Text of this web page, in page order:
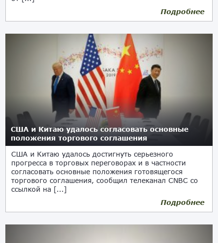
Подробнее
США и Китаю удалось согласовать основные
положения торгового соглашения
США и Китаю удалось достигнуть серьезного
прогресса в торговых переговорах и в частности
согласовать основные положения готовящегося
торгового соглашения, сообщил телеканал CNBC со
ссылкой на [...]
Подробнее